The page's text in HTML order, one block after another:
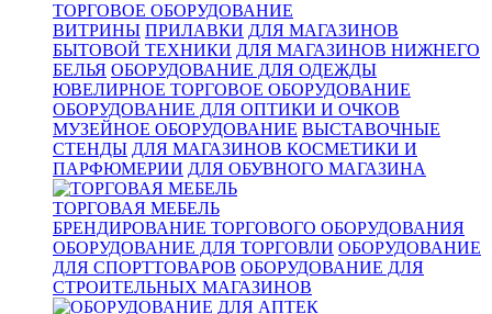
ТОРГОВОЕ ОБОРУДОВАНИЕ
ВИТРИНЫ ПРИЛАВКИ ДЛЯ МАГАЗИНОВ
БЫТОВОЙ ТЕХНИКИ ДЛЯ МАГАЗИНОВ НИЖНЕГО
БЕЛЬЯ ОБОРУДОВАНИЕ ДЛЯ ОДЕЖДЫ
ЮВЕЛИРНОЕ ТОРГОВОЕ ОБОРУДОВАНИЕ
ОБОРУДОВАНИЕ ДЛЯ ОПТИКИ И ОЧКОВ
МУЗЕЙНОЕ ОБОРУДОВАНИЕ ВЫСТАВОЧНЫЕ
СТЕНДЫ ДЛЯ МАГАЗИНОВ КОСМЕТИКИ И
ПАРФЮМЕРИИ ДЛЯ ОБУВНОГО МАГАЗИНА
ТОРГОВАЯ МЕБЕЛЬ
БРЕНДИРОВАНИЕ ТОРГОВОГО ОБОРУДОВАНИЯ
ОБОРУДОВАНИЕ ДЛЯ ТОРГОВЛИ ОБОРУДОВАНИЕ
ДЛЯ СПОРТТОВАРОВ ОБОРУДОВАНИЕ ДЛЯ
СТРОИТЕЛЬНЫХ МАГАЗИНОВ